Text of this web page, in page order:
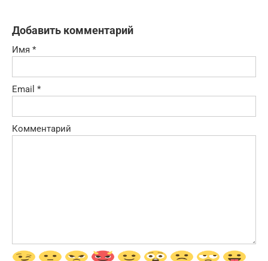
Добавить комментарий
Имя *
Email *
Комментарий